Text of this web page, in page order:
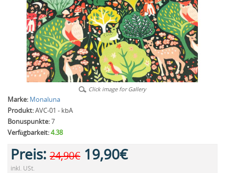
Click image for Gallery
Marke: Monaluna
Produkt:AVC-01 - kbA
Bonuspunkte:7
Verfügbarkeit:4.38
Preis: 24,90€ 19,90€
inkl. USt.